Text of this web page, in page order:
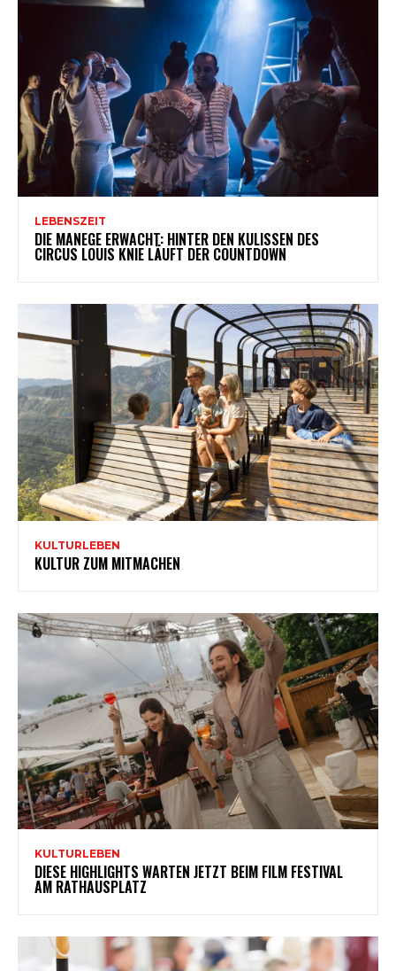
LEBENSZEIT
DIE MANEGE ERWACHT: HINTER DEN KULISSEN DES
CIRCUS LOUIS KNIE LÄUFT DER COUNTDOWN
KULTURLEBEN
KULTUR ZUM MITMACHEN
KULTURLEBEN
DIESE HIGHLIGHTS WARTEN JETZT BEIM FILM FESTIVAL
AM RATHAUSPLATZ